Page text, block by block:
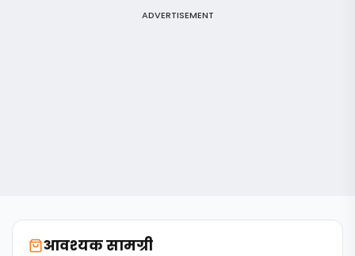
ADVERTISEMENT
आवश्यक सामग्री